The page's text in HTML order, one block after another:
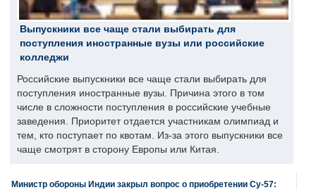
Выпускники все чаще стали выбирать для
поступления иностранные вузы или российские
колледжи
Российские выпускники все чаще стали выбирать для
поступления иностранные вузы. Причина этого в том
числе в сложности поступления в российские учебные
заведения. Приоритет отдается участникам олимпиад и
тем, кто поступает по квотам. Из-за этого выпускники все
чаще смотрят в сторону Европы или Китая.
Министр обороны Индии закрыл вопрос о приобретении Су-57: